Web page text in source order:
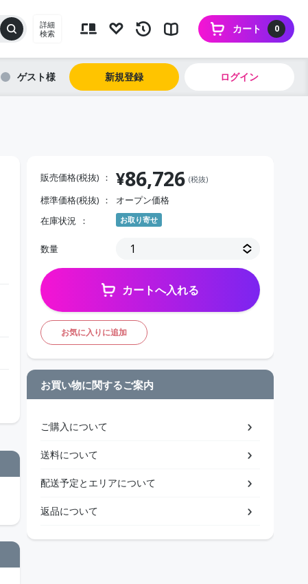
詳細
検索
0
カート
ゲスト 新規登録 ログイン
販売価格(税抜) ¥86,726 (税抜)
標準価格(税抜)
オープン価格
在庫状況
お取り寄せ
数量
カートへ入れる
お気に入りに追加
お買い物に関するご案内
ご購入について
送料について
配送予定とエリアについて
返品について